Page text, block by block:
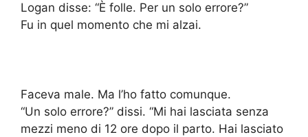
Logan disse: “È folle. Per un solo errore?”
Fu in quel momento che mi alzai.
Faceva male. Ma l’ho fatto comunque.
“Un solo errore?” dissi. “Mi hai lasciata senza
mezzi meno di 12 ore dopo il parto. Hai lasciato